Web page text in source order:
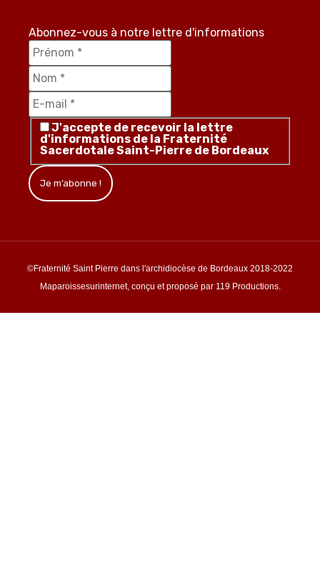
Abonnez-vous à notre lettre d'informations
J'accepte de recevoir la lettre
d'informations de la Fraternité
Sacerdotale Saint-Pierre de Bordeaux
©Fraternité Saint Pierre dans l'archidiocèse de Bordeaux 2018-2022
Maparoissesurinternet, conçu et proposé par 119 Productions.